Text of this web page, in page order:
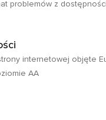
problemów z
internetowej objęte
AA